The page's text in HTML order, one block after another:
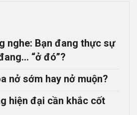
nghe: Bạn đang thực sự
“ở đó”?
nở sớm hay nở muộn?
hiện đại cần khắc cốt